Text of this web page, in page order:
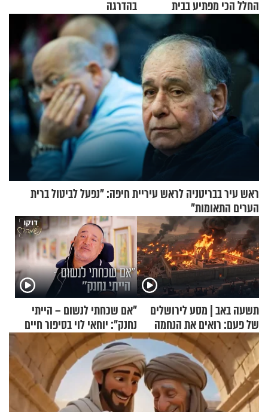
החלל הכי מפתיע בבית
בהדרגה
ראש עיר בבריטניה לראש עיריית חיפה: ״נפעל לביטול ברית
הערים התאומות״
תשעה באב | מסע לירושלים
של פעם: רואים את הנחמה
"אם שכחתי לנשום – הייתי
נחנק": יוחאי לוי בסיפור חיים
מעורר השראה